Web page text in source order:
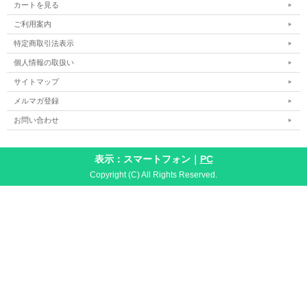
カートを見る
ご利用案内
特定商取引法表示
個人情報の取扱い
サイトマップ
メルマガ登録
お問い合わせ
表示：スマートフォン｜ PC
Copyright (C) All Rights Reserved.